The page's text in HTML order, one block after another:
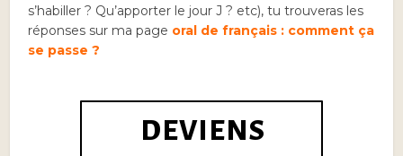
s’habiller ? Qu’apporter le jour J ? etc), tu trouveras les
réponses sur ma page oral de français : comment ça
se passe ?
DEVIENS